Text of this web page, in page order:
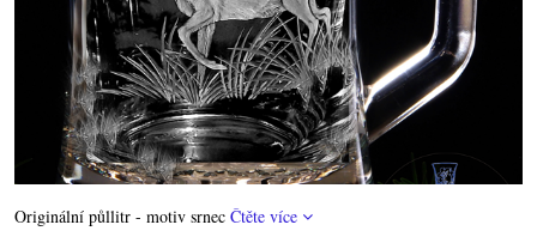
Originální půllitr - motiv srnec Čtěte více